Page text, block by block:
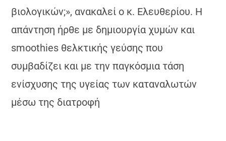
βιολογικών;», ανακαλεί ο κ. Ελευθερίου. Η
απάντηση ήρθε με δημιουργία χυμών και
smoothies θελκτικής γεύσης που
συμβαδίζει και με την παγκόσμια τάση
ενίσχυσης της υγείας των καταναλωτών
μέσω της διατροφή